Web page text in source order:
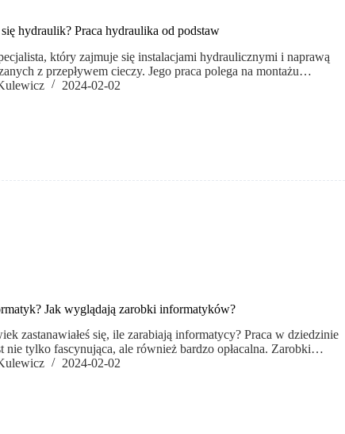
hydraulik? Praca hydraulika od podstaw
który zajmuje się instalacjami hydraulicznymi i naprawą
z przepływem cieczy. Jego praca polega na montażu…
2024-02-02
Jak wyglądają zarobki informatyków?
zastanawiałeś się, ile zarabiają informatycy? Praca w dziedzinie
nie tylko fascynująca, ale również bardzo opłacalna. Zarobki…
2024-02-02